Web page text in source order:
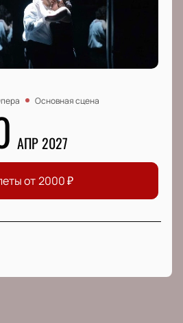
Основная сцена
АПР 2027
от 2000₽